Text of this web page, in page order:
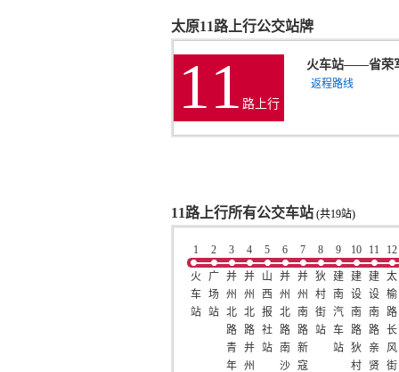
太原11路上行公交站牌
11 路上行
火车站——省荣
返程路线
11路上行所有公交车站 (共19站)
1
火
车
站
2
广
场
站
3
并
州
北
路
青
年
4
并
州
北
路
并
州
5
山
西
报
社
站
6
并
州
北
路
南
沙
7
并
州
南
路
新
寇
8
狄
村
街
站
9
建
南
汽
车
站
10
建
设
南
路
狄
村
11
建
设
南
路
亲
贤
12
太
榆
路
长
风
街